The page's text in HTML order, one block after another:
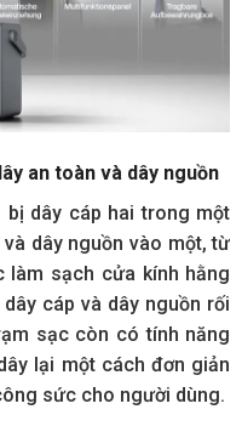
an toàn và dây nguồn
bị dây cáp hai trong một
dây nguồn vào một, từ
sạch cửa kính hằng
cáp và dây nguồn rối
sạc còn có tính năng
lại một cách đơn giản
sức cho người dùng.